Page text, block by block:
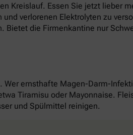
Kreislauf. Essen Sie jetzt lieber
verlorenen Elektrolyten zu
Bietet die Firmenkantine nur
ernsthafte Magen-Darm-
Tiramisu oder Mayonnaise.
und Spülmittel reinigen.